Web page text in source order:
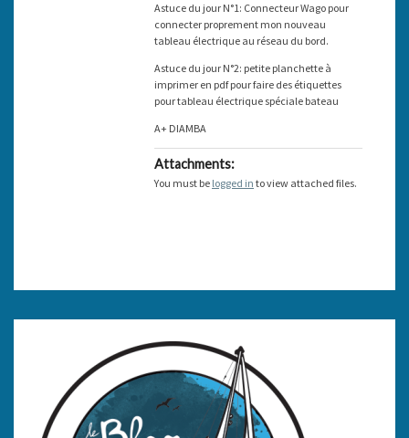
Astuce du jour N°1: Connecteur Wago pour
connecter proprement mon nouveau
tableau électrique au réseau du bord.
Astuce du jour N°2: petite planchette à
imprimer en pdf pour faire des étiquettes
pour tableau électrique spéciale bateau
A+ DIAMBA
Attachments:
You must be logged in to view attached files.